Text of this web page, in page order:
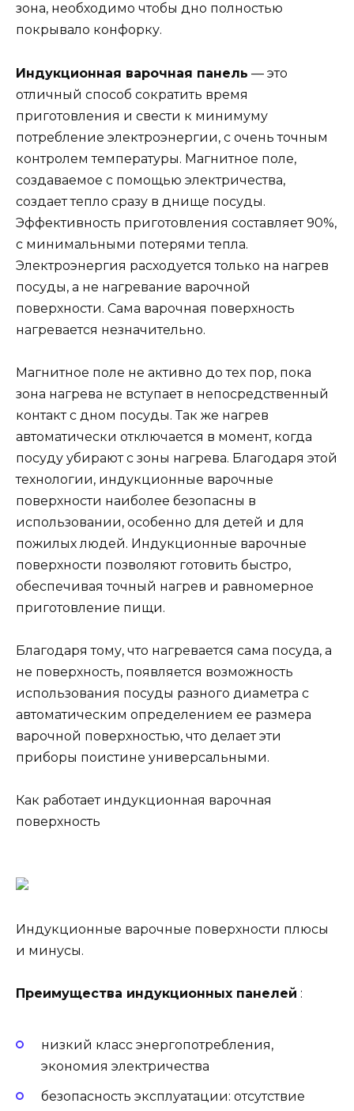
зона, необходимо чтобы дно полностью
покрывало конфорку.
Индукционная варочная панель — это
отличный способ сократить время
приготовления и свести к минимуму
потребление электроэнергии, с очень точным
контролем температуры. Магнитное поле,
создаваемое с помощью электричества,
создает тепло сразу в днище посуды.
Эффективность приготовления составляет 90%,
с минимальными потерями тепла.
Электроэнергия расходуется только на нагрев
посуды, а не нагревание варочной
поверхности. Сама варочная поверхность
нагревается незначительно.
Магнитное поле не активно до тех пор, пока
зона нагрева не вступает в непосредственный
контакт с дном посуды. Так же нагрев
автоматически отключается в момент, когда
посуду убирают с зоны нагрева. Благодаря этой
технологии, индукционные варочные
поверхности наиболее безопасны в
использовании, особенно для детей и для
пожилых людей. Индукционные варочные
поверхности позволяют готовить быстро,
обеспечивая точный нагрев и равномерное
приготовление пищи.
Благодаря тому, что нагревается сама посуда, а
не поверхность, появляется возможность
использования посуды разного диаметра с
автоматическим определением ее размера
варочной поверхностью, что делает эти
приборы поистине универсальными.
Как работает индукционная варочная
поверхность
Индукционные варочные поверхности плюсы
и минусы.
Преимущества индукционных панелей :
низкий класс энергопотребления,
экономия электричества
безопасность эксплуатации: отсутствие